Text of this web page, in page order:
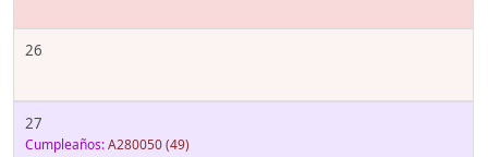
26
27
Cumpleaños:A280050(49)